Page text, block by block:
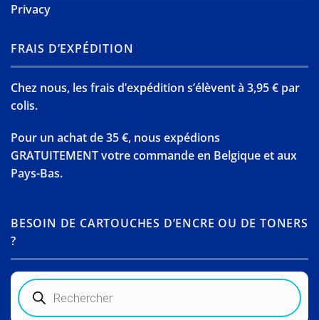
Privacy
FRAIS D’EXPÉDITION
Chez nous, les frais d’expédition s’élèvent à 3,95 € par
colis.
Pour un achat de 35 €, nous expédions
GRATUITEMENT votre commande en Belgique et aux
Pays-Bas.
BESOIN DE CARTOUCHES D’ENCRE OU DE TONERS
?
Recherche
de
produits